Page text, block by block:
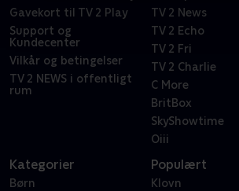
Gavekort til TV 2 Play
Support og
Kundecenter
Vilkår og betingelser
TV 2 NEWS i offentligt
rum
TV 2 News
TV 2 Echo
TV 2 Fri
TV 2 Charlie
C More
BritBox
SkyShowtime
Oiii
Kategorier
Børn
Populært
Klovn